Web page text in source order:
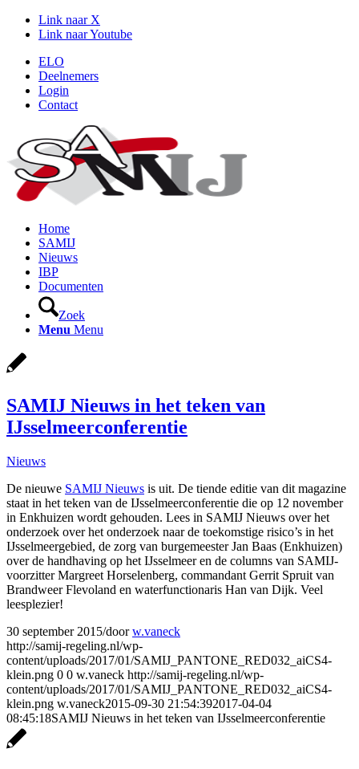
Link naar X
Link naar Youtube
ELO
Deelnemers
Login
Contact
Home
SAMIJ
Nieuws
IBP
Documenten
Zoek
Menu Menu
SAMIJ Nieuws in het teken van
IJsselmeerconferentie
Nieuws
De nieuwe SAMIJ Nieuws is uit. De tiende editie van dit magazine
staat in het teken van de IJsselmeerconferentie die op 12 november
in Enkhuizen wordt gehouden. Lees in SAMIJ Nieuws over het
onderzoek over het onderzoek naar de toekomstige risico’s in het
IJsselmeergebied, de zorg van burgemeester Jan Baas (Enkhuizen)
over de handhaving op het IJsselmeer en de columns van SAMIJ-
voorzitter Margreet Horselenberg, commandant Gerrit Spruit van
Brandweer Flevoland en waterfunctionaris Han van Dijk. Veel
leesplezier!
30 september 2015/doorw.vaneck
http://samij-regeling.nl/wp-
content/uploads/2017/01/SAMIJ_PANTONE_RED032_aiCS4-
klein.png 0 0 w.vaneck http://samij-regeling.nl/wp-
content/uploads/2017/01/SAMIJ_PANTONE_RED032_aiCS4-
klein.png w.vaneck2015-09-30 21:54:392017-04-04
08:45:18SAMIJ Nieuws in het teken van IJsselmeerconferentie